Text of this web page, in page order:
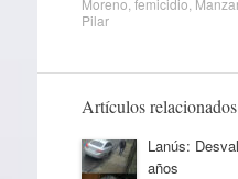
Pilar
Artículos relacionados
Lanús:
años